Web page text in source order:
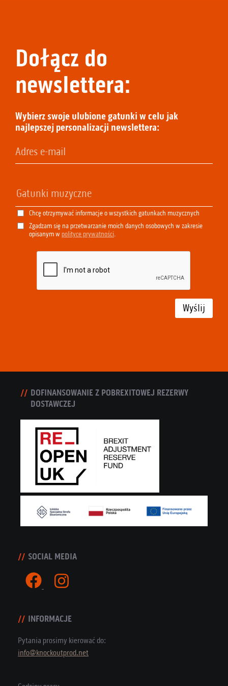
Dołącz do
newslettera:
Wybierz swoje ulubione gatunki w celu jak
najlepszej personalizacji newslettera:
Chcę otrzymywać informacje o wszystkich gatunkach muzycznych
Zgadzam się na przetwarzanie moich danych osobowych w zakresie
opisanym w polityce prywatności.
Wyślij
DOFINANSOWANIE Z POBREXITOWEJ REZERWY
DOSTAWCZEJ
SOCIAL MEDIA
INFORMACJE
Pytania prosimy kierować do:
info@knockoutprod.net